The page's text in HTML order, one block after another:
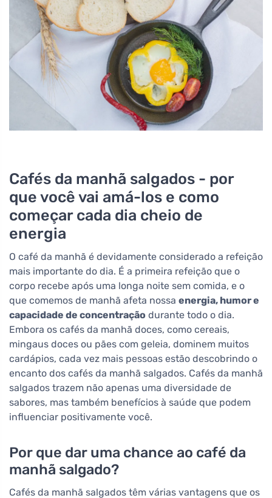
Cafés da manhã salgados - por
que você vai amá-los e como
começar cada dia cheio de
energia
O café da manhã é devidamente considerado a refeição
mais importante do dia. É a primeira refeição que o
corpo recebe após uma longa noite sem comida, e o
que comemos de manhã afeta nossa energia, humor e
capacidade de concentração durante todo o dia.
Embora os cafés da manhã doces, como cereais,
mingaus doces ou pães com geleia, dominem muitos
cardápios, cada vez mais pessoas estão descobrindo o
encanto dos cafés da manhã salgados. Cafés da manhã
salgados trazem não apenas uma diversidade de
sabores, mas também benefícios à saúde que podem
influenciar positivamente você.
Por que dar uma chance ao café da
manhã salgado?
Cafés da manhã salgados têm várias vantagens que os